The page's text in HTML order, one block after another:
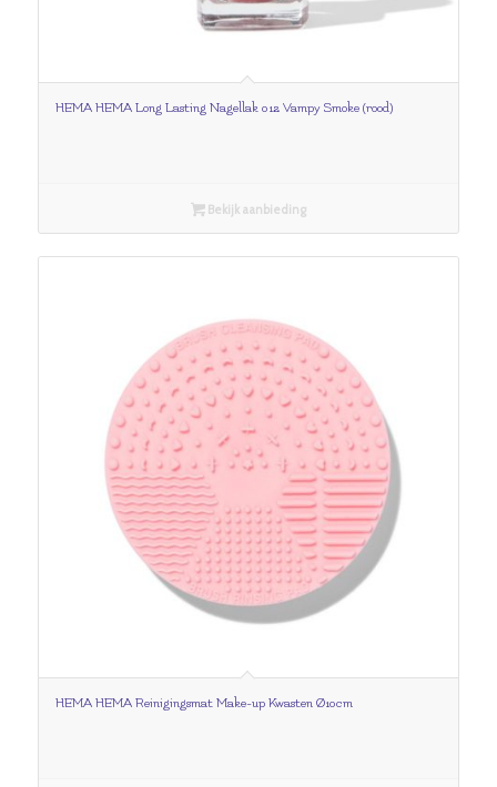
HEMA HEMA Long Lasting Nagellak 012 Vampy Smoke (rood)
Bekijk aanbieding
HEMA HEMA Reinigingsmat Make-up Kwasten Ø10cm